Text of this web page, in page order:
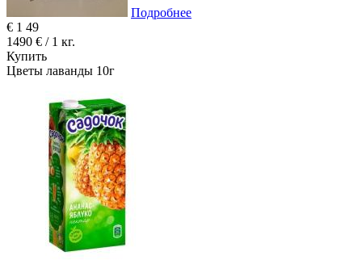
Подробнее
€ 1 49
1490 € / 1 кг.
Купить
Цветы лаванды 10г